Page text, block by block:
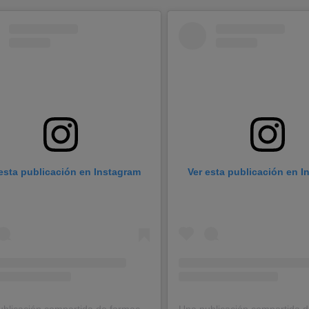
publicación en Instagram Ver esta publicación en